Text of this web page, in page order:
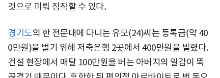
것으로 미뤄 짐작할 수 있다.
경기도의 한 전문대에 다니는 유모(24)씨는 등록금(약 40
0만원)을 벌기 위해 저축은행 2곳에서 400만원을 빌렸다.
건설 현장에서 매달 100만원을 버는 아버지의 일감이 뚝